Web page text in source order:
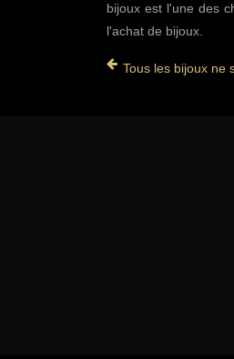
bijoux est l'une des
l'achat de bijoux.
Tous les bijoux ne